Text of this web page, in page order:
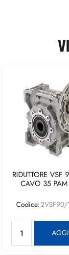
RIDUTTORE VSF
CAVO 35
Codice: